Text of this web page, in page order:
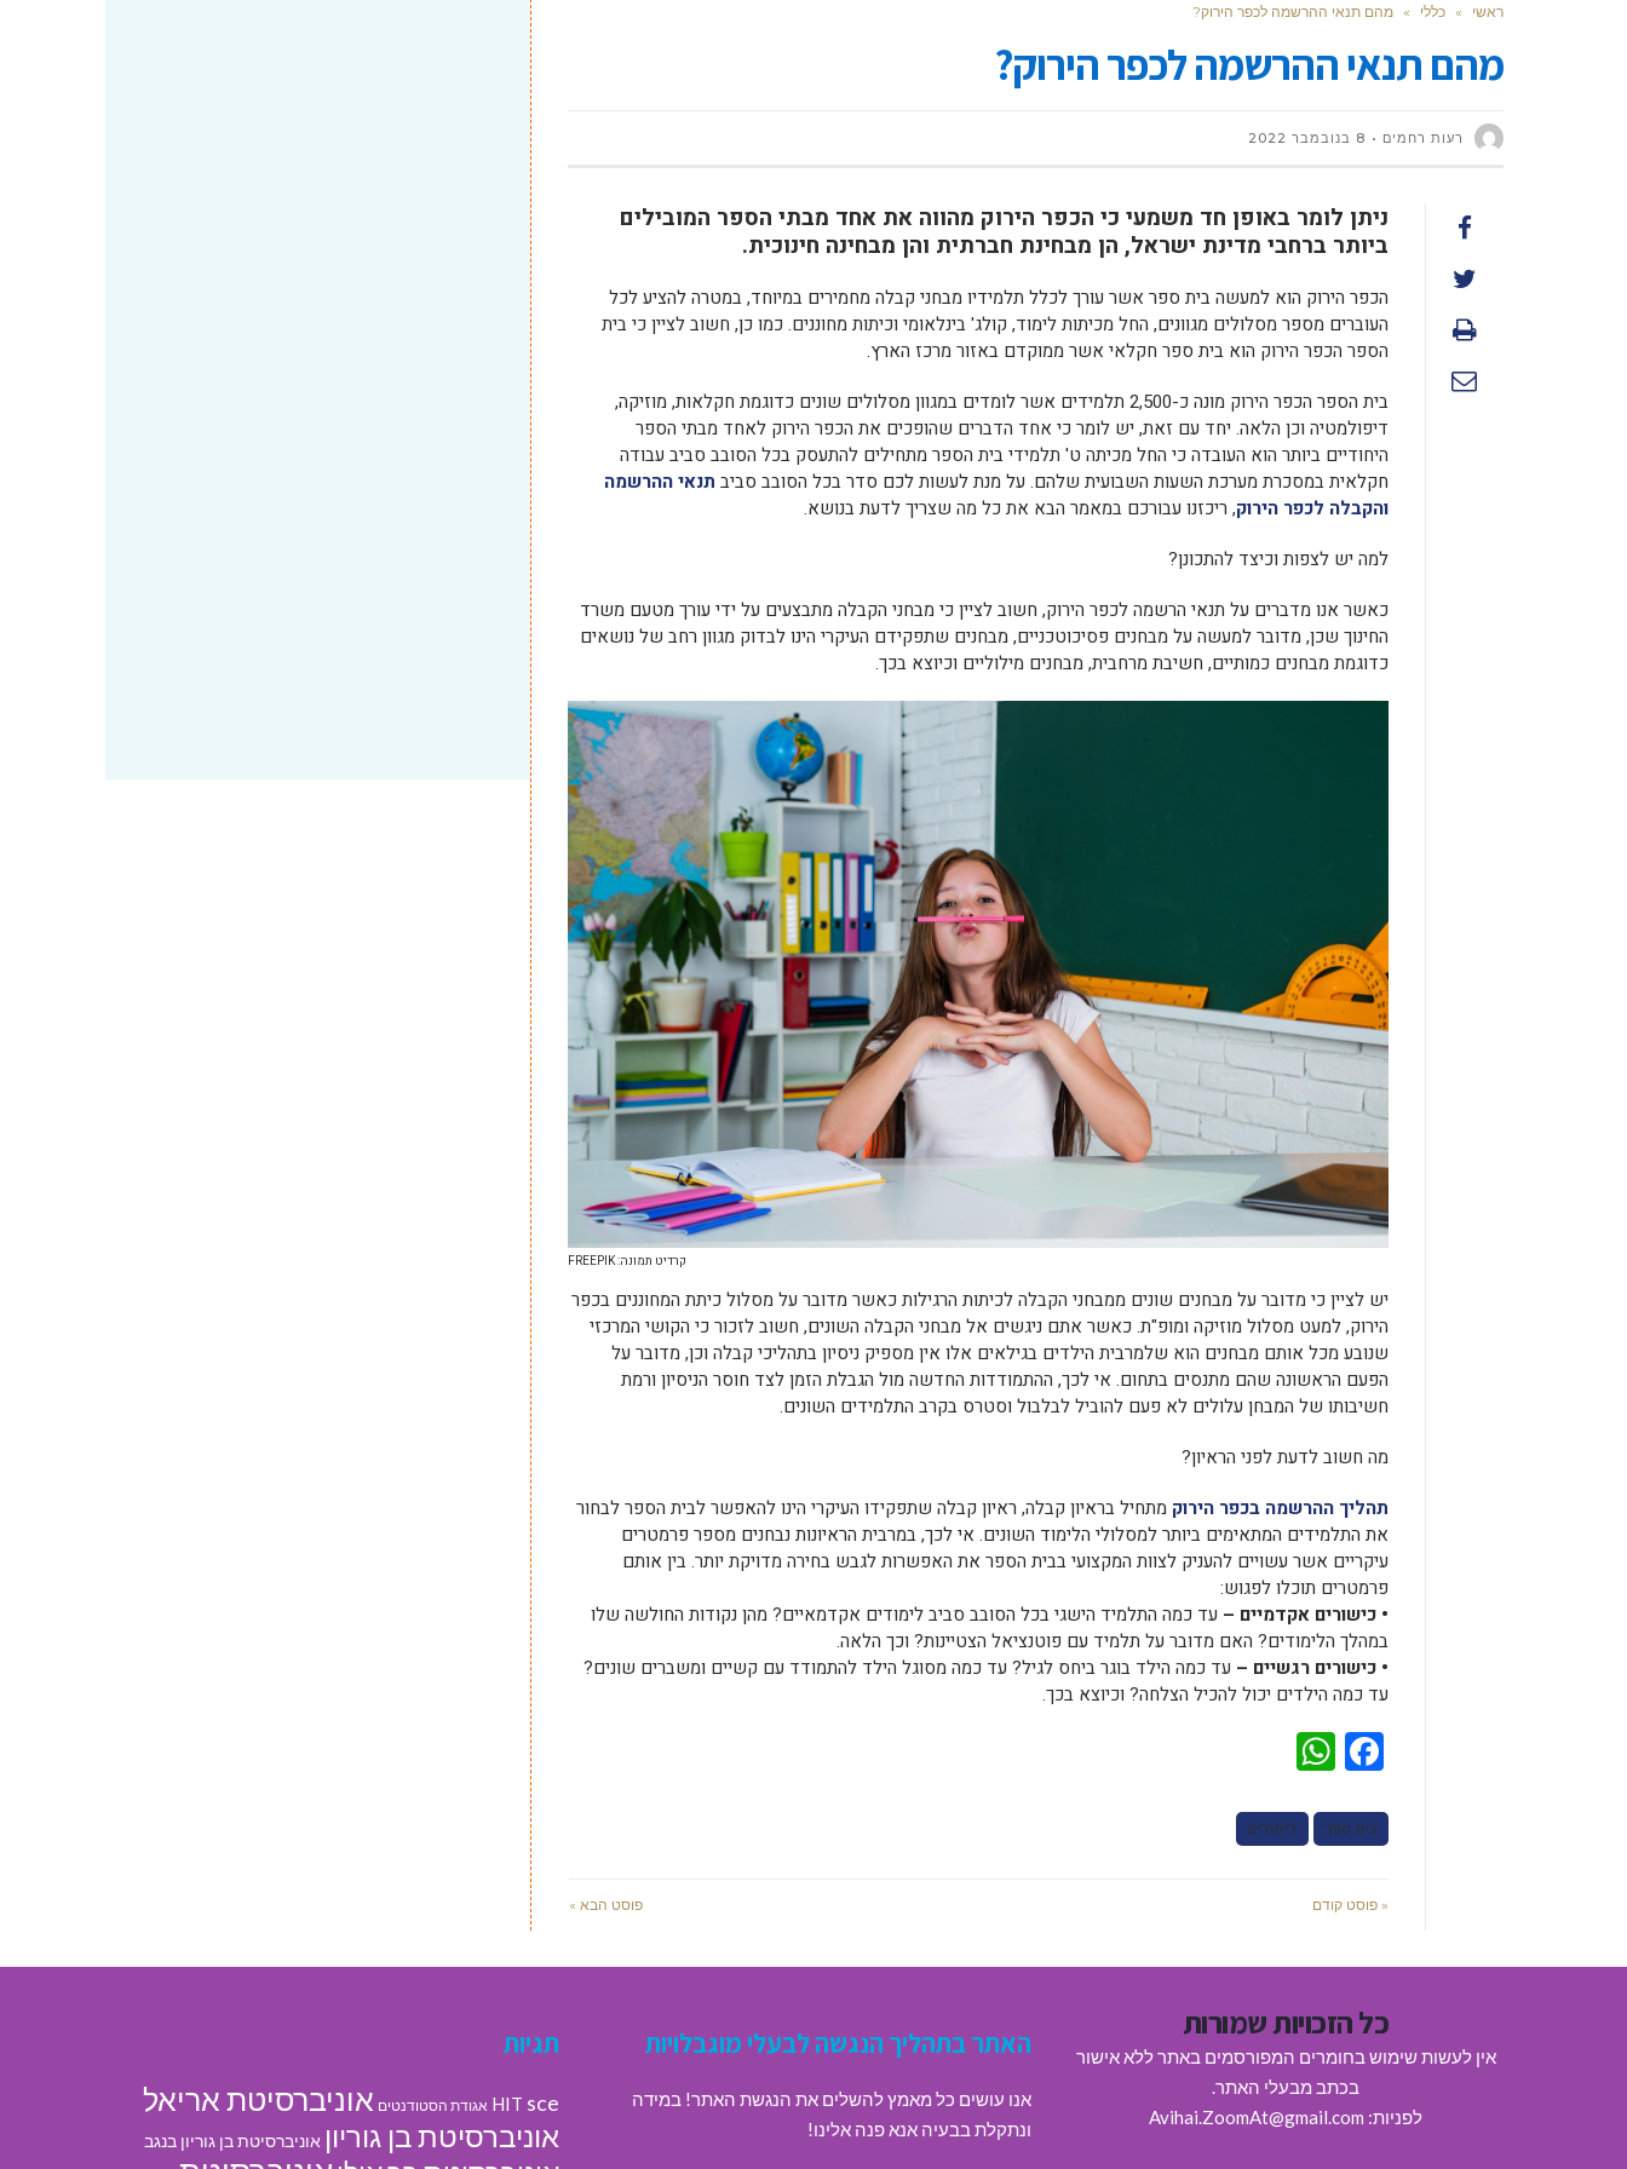
ראשי » כללי » מהם תנאי ההרשמה לכפר הירוק?
מהם תנאי ההרשמה לכפר הירוק?
רעות רחמים 8 בנובמבר 2022
ניתן לומר באופן חד משמעי כי הכפר הירוק מהווה את אחד מבתי הספר המובילים
ביותר ברחבי מדינת ישראל, הן מבחינת חברתית והן מבחינה חינוכית.
הכפר הירוק הוא למעשה בית ספר אשר עורך לכלל תלמידיו מבחני קבלה מחמירים במיוחד, במטרה להציע לכל
העוברים מספר מסלולים מגוונים, החל מכיתות לימוד, קולג' בינלאומי וכיתות מחוננים. כמו כן, חשוב לציין כי בית
הספר הכפר הירוק הוא בית ספר חקלאי אשר ממוקדם באזור מרכז הארץ.
בית הספר הכפר הירוק מונה כ-2,500 תלמידים אשר לומדים במגוון מסלולים שונים כדוגמת חקלאות, מוזיקה,
דיפולמטיה וכן הלאה. יחד עם זאת, יש לומר כי אחד הדברים שהופכים את הכפר הירוק לאחד מבתי הספר
היחודיים ביותר הוא העובדה כי החל מכיתה ט' תלמידי בית הספר מתחילים להתעסק בכל הסובב סביב עבודה
חקלאית במסכרת מערכת השעות השבועית שלהם. על מנת לעשות לכם סדר בכל הסובב סביב תנאי ההרשמה
והקבלה לכפר הירוק, ריכזנו עבורכם במאמר הבא את כל מה שצריך לדעת בנושא.
למה יש לצפות וכיצד להתכונן?
כאשר אנו מדברים על תנאי הרשמה לכפר הירוק, חשוב לציין כי מבחני הקבלה מתבצעים על ידי עורך מטעם משרד
החינוך שכן, מדובר למעשה על מבחנים פסיכוטכניים, מבחנים שתפקידם העיקרי הינו לבדוק מגוון רחב של נושאים
כדוגמת מבחנים כמותיים, חשיבת מרחבית, מבחנים מילוליים וכיוצא בכך.
קרדיט תמונה: FREEPIK
יש לציין כי מדובר על מבחנים שונים ממבחני הקבלה לכיתות הרגילות כאשר מדובר על מסלול כיתת המחוננים בכפר
הירוק, למעט מסלול מוזיקה ומופ"ת. כאשר אתם ניגשים אל מבחני הקבלה השונים, חשוב לזכור כי הקושי המרכזי
שנובע מכל אותם מבחנים הוא שלמרבית הילדים בגילאים אלו אין מספיק ניסיון בתהליכי קבלה וכן, מדובר על
הפעם הראשונה שהם מתנסים בתחום. אי לכך, ההתמודדות החדשה מול הגבלת הזמן לצד חוסר הניסיון ורמת
חשיבותו של המבחן עלולים לא פעם להוביל לבלבול וסטרס בקרב התלמידים השונים.
מה חשוב לדעת לפני הראיון?
תהליך ההרשמה בכפר הירוק מתחיל בראיון קבלה, ראיון קבלה שתפקידו העיקרי הינו להאפשר לבית הספר לבחור
את התלמידים המתאימים ביותר למסלולי הלימוד השונים. אי לכך, במרבית הראיונות נבחנים מספר פרמטרים
עיקריים אשר עשויים להעניק לצוות המקצועי בבית הספר את האפשרות לגבש בחירה מדויקת יותר. בין אותם
פרמטרים תוכלו לפגוש:
• כישורים אקדמיים – עד כמה התלמיד הישגי בכל הסובב סביב לימודים אקדמאיים? מהן נקודות החולשה שלו
במהלך הלימודים? האם מדובר על תלמיד עם פוטנציאל הצטיינות? וכך הלאה.
• כישורים רגשיים – עד כמה הילד בוגר ביחס לגיל? עד כמה מסוגל הילד להתמודד עם קשיים ומשברים שונים?
עד כמה הילדים יכול להכיל הצלחה? וכיוצא בכך.
Facebook
בית ספר לימודים
« פוסט קודם פוסט הבא »
כל הזכויות שמורות
אין לעשות שימוש בחומרים המפורסמים באתר ללא אישור
בכתב מבעלי האתר.
לפניות: Avihai.ZoomAt@gmail.com
האתר בתהליך הנגשה לבעלי מוגבלויות
אנו עושים כל מאמץ להשלים את הנגשת האתר! במידה
ונתקלת בבעיה אנא פנה אלינו!
תגיות
HIT sce אגודת הסטודנטים אוניברסיטת אריאל
אוניברסיטת בן גוריון אוניברסיטת בן גוריון בנגב